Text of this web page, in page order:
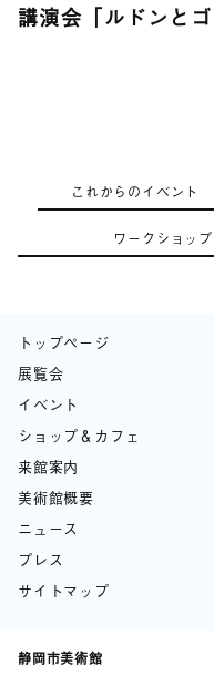
講演会「ルドンと
これからのイベント
ワークショッ
トップページ
展覧会
イベント
ショップ＆カフェ
来館案内
美術館概要
ニュース
プレス
サイトマップ
静岡市美術館